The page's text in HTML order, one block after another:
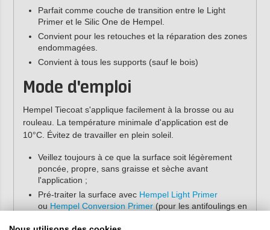
Parfait comme couche de transition entre le Light
Primer et le Silic One de Hempel.
Convient pour les retouches et la réparation des zones
endommagées.
Convient à tous les supports (sauf le bois)
Mode d'emploi
Hempel Tiecoat s'applique facilement à la brosse ou au
rouleau. La température minimale d'application est de
10°C. Évitez de travailler en plein soleil.
Veillez toujours à ce que la surface soit légèrement
poncée, propre, sans graisse et sèche avant
l'application ;
Pré-traiter la surface avec Hempel Light Primer
ou Hempel Conversion Primer(pour les antifoulings en